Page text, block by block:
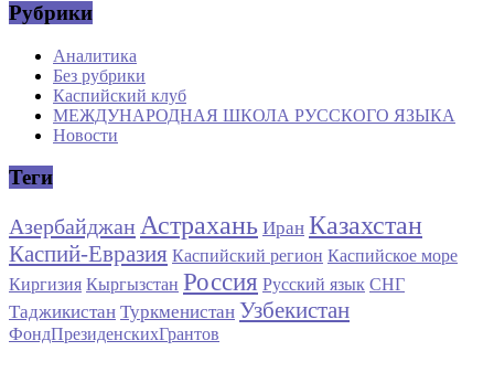
Рубрики
Аналитика
Без рубрики
Каспийский клуб
МЕЖДУНАРОДНАЯ ШКОЛА РУССКОГО ЯЗЫКА
Новости
Теги
Азербайджан Астрахань Иран Казахстан
Каспий-Евразия Каспийский регион Каспийское море
Киргизия Кыргызстан Россия Русский язык СНГ
Таджикистан Туркменистан Узбекистан
ФондПрезиденскихГрантов